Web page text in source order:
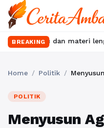
BREAKING
materi lengkap hanya
Home / Politik /
POLITIK
Menyusun